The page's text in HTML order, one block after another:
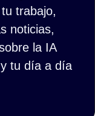
trabajo,
noticias,
la IA
tu día a día